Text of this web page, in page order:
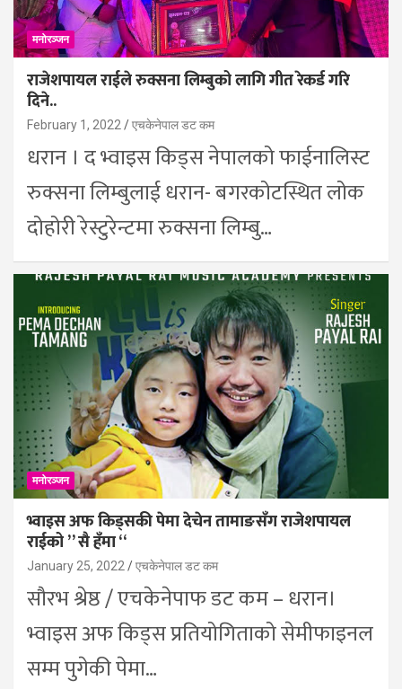
मनोरञ्जन
राजेशपायल राईले रुक्सना लिम्बुको लागि गीत रेकर्ड गरि
दिने..
February 1, 2022 एचकेनेपाल डट कम
धरान । द भ्वाइस किड्स नेपालको फाईनालिस्ट
रुक्सना लिम्बुलाई धरान- बगरकोटस्थित लोक
दोहोरी रेस्टुरेन्टमा रुक्सना लिम्बु…
मनोरञ्जन
भ्वाइस अफ किड्सकी पेमा देचेन तामाङसँग राजेशपायल
राईको ” सै हँमा “
January 25, 2022 एचकेनेपाल डट कम
सौरभ श्रेष्ठ / एचकेनेपाफ डट कम – धरान।
भ्वाइस अफ किड्स प्रतियोगिताको सेमीफाइनल
सम्म पुगेकी पेमा…